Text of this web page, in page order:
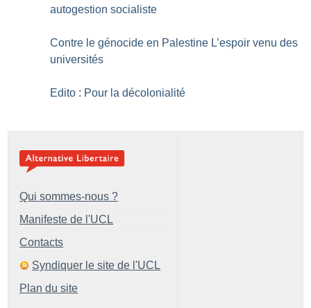
autogestion socialiste
Contre le génocide en Palestine L’espoir venu des
universités
Edito : Pour la décolonialité
Qui sommes-nous ?
Manifeste de l'UCL
Contacts
Syndiquer le site de l'UCL
Plan du site